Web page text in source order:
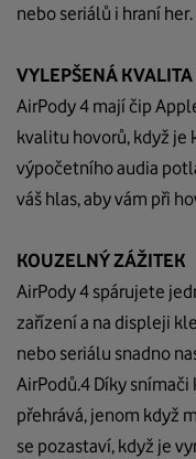
nebo seriálů i hraní her.
VYLEPŠENÁ
AirPody4 mají čip
kvalitu hovorů, když je
výpočetního audia
váš hlas, aby vám při
KOUZELNÝ ZÁŽITEK
AirPody4 spárujete
zařízení a na displeji
nebo seriálu snadno
AirPodů.4 Díky
přehrává, jenom když
se pozastaví, když je